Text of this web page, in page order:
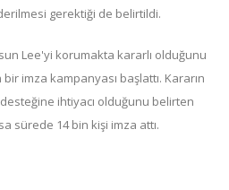
gerektiği de belirtildi.
Lee'yi korumakta kararlı olduğunu
imza kampanyası başlattı. Kararın
ihtiyacı olduğunu belirten
sürede 14 bin kişi imza attı.